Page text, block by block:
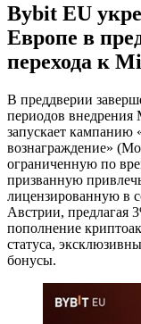
Bybit EU
Европе в
перехода к
В преддверии
периодов
запускает кампанию
вознаграждение»
ограниченную по
призванную
лицензированную в
Австрии, предлагая
пополнение
статуса,
бонусы.